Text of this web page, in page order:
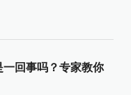
一回事吗？专家教你